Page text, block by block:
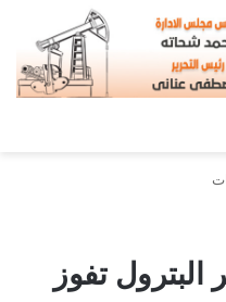
البترول تفوز